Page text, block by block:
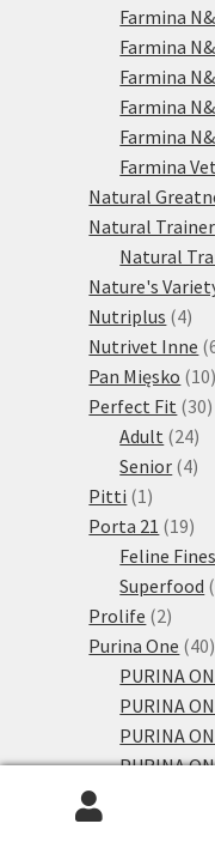
Farmina
Farmina
Farmina
Farmina
Farmina
Farmina
Natural
Natural Trainer
Natural
Nature's
Nutriplus 44
Nutrivet Inne
Pan Mięsko 10
Perfect Fit 3030
Adult 2424
Senior 44
Pitti 1 1
produkt
Porta 21 1919
Feline
Superfood
Prolife 22
Purina One 4040
PURINA
PURINA
PURINA
PURINA
Purina Pro Plan